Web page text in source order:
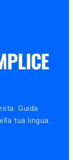
Guida
tua lingua.